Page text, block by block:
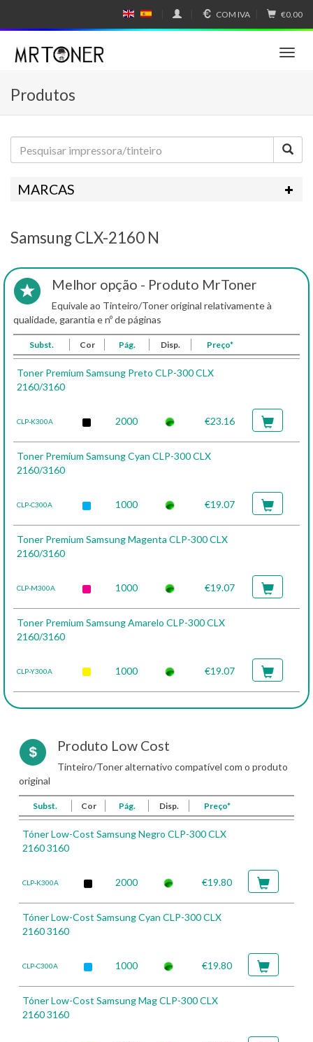
N
SP
COM IVA €0.00
T
n
a
v
g
Produtos
MARCAS
Samsung CLX-2160 N
Melhor opção - Produto MrToner
Equivale ao Tinteiro/Toner original relativamente à
qualidade, garantia e nº de páginas
Subst. Cor Pág. Disp. Preço*
Toner Premium Samsung Preto CLP-300 CLX
2160/3160
CLP-K300A 2000 €23.16
Toner Premium Samsung Cyan CLP-300 CLX
2160/3160
CLP-C300A 1000 €19.07
Toner Premium Samsung Magenta CLP-300 CLX
2160/3160
CLP-M300A 1000 €19.07
Toner Premium Samsung Amarelo CLP-300 CLX
2160/3160
CLP-Y300A 1000 €19.07
Produto Low Cost
Tinteiro/Toner alternativo compatível com o produto
original
Subst. Cor Pág. Disp. Preço*
Tóner Low-Cost Samsung Negro CLP-300 CLX
2160 3160
CLP-K300A 2000 €19.80
Tóner Low-Cost Samsung Cyan CLP-300 CLX
2160 3160
CLP-C300A 1000 €19.80
Tóner Low-Cost Samsung Mag CLP-300 CLX
2160 3160